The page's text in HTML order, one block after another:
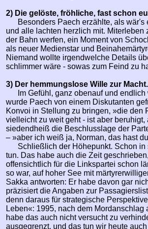
2) Die gelöste, fröhliche, fast schon
Besonders Paech erzählte, als
und alle lachten herzlich mit.
der Bahn werfen, ein Moment von
als neuer Medienstar und
Niemand wollte irgendwelche Details
schlimmer wäre - sowas zum Feind zu
3) Der hemmungslose Wille zur Macht.
Im Gefühl, ganz obenauf und
wurde Paech von einem Diskutanten
Konvoi in Stellung zu bringen, »die den
vielleicht zu weit geht - ist aber
siedendheiß die Beschlusslage der
– »aber ich weiß ja, Norman, das hast
Schließlich der Höhepunkt. Schon
tun. Das habe auch die Zeit
offensichtlich für die Linkspartei schon
so war, auf hoher See mit
Sakka antworten: Er habe davon gar
präzisiert die Angaben zur
denn daraus für strategische
Leben«: 1995, nach dem
habe das auch nicht versucht zu
ausgegrenzt, und das tun wir heute